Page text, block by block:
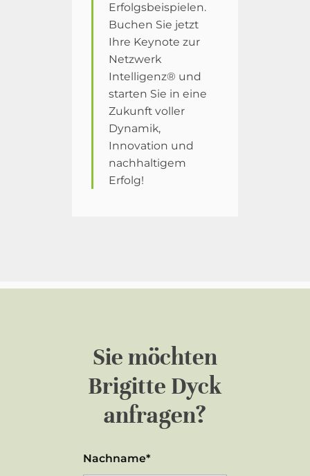
Erfolgsbeispielen.
Buchen Sie jetzt
Ihre Keynote zur
Netzwerk
Intelligenz® und
starten Sie in eine
Zukunft voller
Dynamik,
Innovation und
nachhaltigem
Erfolg!
Sie möchten
Brigitte Dyck
anfragen?
Nachname*